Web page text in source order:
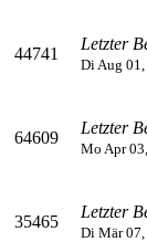
44741
Letzter
Di Aug
64609
Letzter
Mo Apr
35465
Letzter
Di Mär